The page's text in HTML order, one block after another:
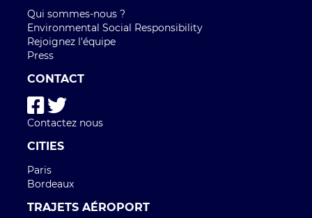
Qui sommes-nous ?
Environmental Social Responsibility
Rejoignez l'équipe
Press
CONTACT
Contactez nous
CITIES
Paris
Bordeaux
TRAJETS AÉROPORT